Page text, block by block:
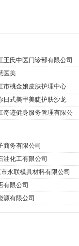
王氏中医门诊部有限公司
医美
市桃金娘皮肤护理中心
日式美甲美睫护肤沙龙
奇迹健身服务管理有限公
商务有限公司
油化工有限公司
永联模具材料有限公司
有限公司
源有限公司